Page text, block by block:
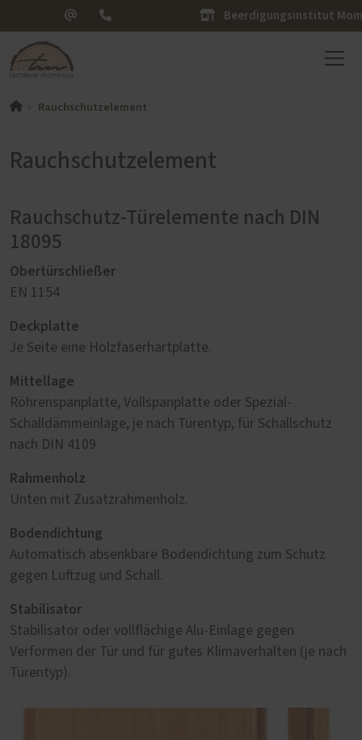
Beerdigungsinstitut
Rauchschutzelement
Rauchschutzelement
Rauchschutz-Türelemente nach DIN
18095
Obertürschließer
EN 1154
Deckplatte
Je Seite eine Holzfaserhartplatte.
Mittellage
Röhrenspanplatte, Vollspanplatte oder Spezial-
Schalldämmeinlage, je nach Türentyp, für Schallschutz
nach DIN 4109.
Rahmenholz
Unten mit Zusatzrahmenholz.
Bodendichtung
Automatisch absenkbare Bodendichtung zum Schutz
gegen Luftzug und Schall.
Stabilisator
Stabilisator oder vollflächige Alu-Einlage gegen
Verformen der Tür und für gutes Klimaverhalten (je nach
Türentyp).